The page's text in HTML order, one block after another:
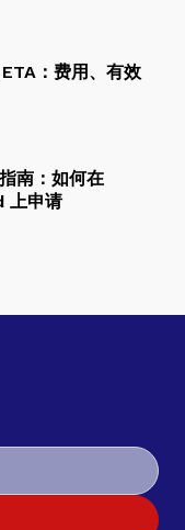
：费用、有效
南：如何在
上申请